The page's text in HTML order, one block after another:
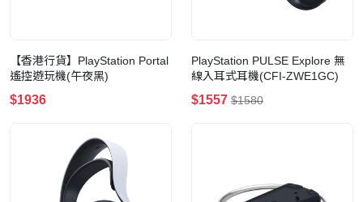
【香港行貨】PlayStation Portal
遙控遊玩機(午夜黑)
$1936
PlayStation PULSE Explore 無
線入耳式耳機(CFI-ZWE1GC)
$1557 $1580